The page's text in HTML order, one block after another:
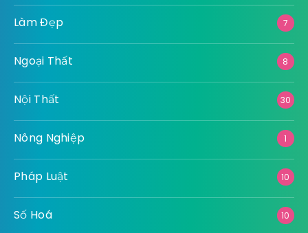
Làm Đẹp 7
Ngoại Thất 8
Nội Thất 30
Nông Nghiệp 1
Pháp Luật 10
Số Hoá 10